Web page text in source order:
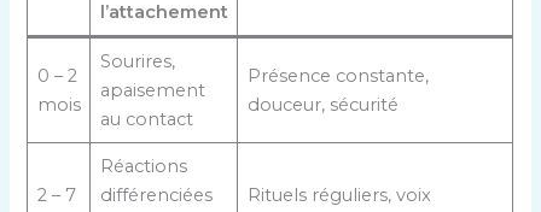
l’attachement
0 – 2
mois
Sourires,
apaisement
au contact
Présence constante,
douceur, sécurité
2 – 7
Réactions
différenciées
Rituels réguliers, voix